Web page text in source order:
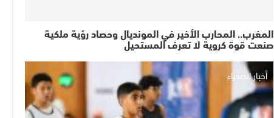
المغرب.. المحارب الأخير في المونديال وحصاد رؤية ملكية
صنعت قوة كروية لا تعرف المستحيل
أخبار الصحراء